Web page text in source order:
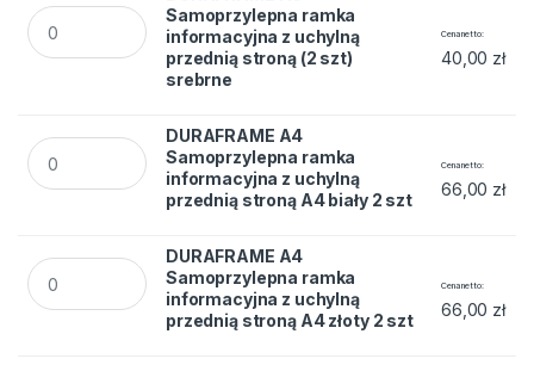
DURAFRAME A6 Samoprzylepna ramka informacyjna z
Samoprzylepna ramka
informacyjna z uchylną
przednią stroną (2 szt)
srebrne
Cena netto
40,00 zł
DURAFRAME A4 Samoprzylepna ramka informacyjna z
DURAFRAME A4
Samoprzylepna ramka
informacyjna z uchylną
przednią stroną A4 biały 2 szt
Cena netto
66,00 zł
DURAFRAME A4 Samoprzylepna ramka informacyjna z
DURAFRAME A4
Samoprzylepna ramka
informacyjna z uchylną
przednią stroną A4 złoty 2 szt
Cena netto
66,00 zł